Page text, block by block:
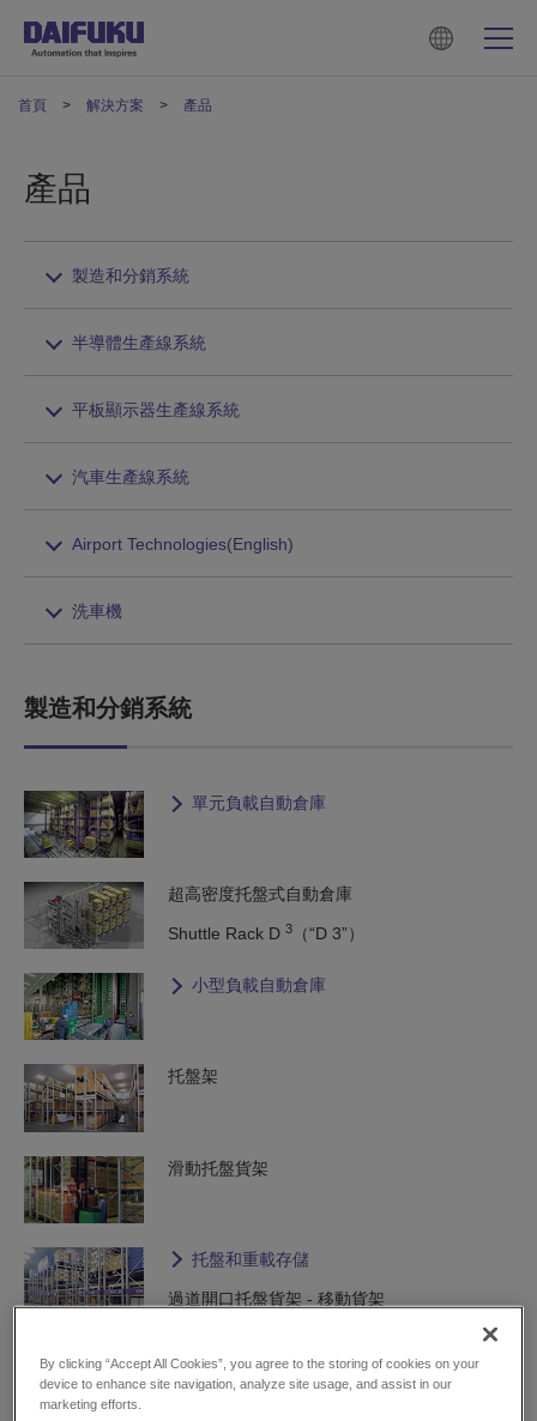
首頁 解決方案 產品
產品
製造和分銷系統
半導體生產線系統
平板顯示器生產線系統
汽車生產線系統
Airport Technologies(English)
洗車機
製造和分銷系統
單元負載自動倉庫
超高密度托盤式自動倉庫
Shuttle Rack D 3 （“D 3”）
小型負載自動倉庫
托盤架
滑動托盤貨架
托盤和重載存儲
過道開口托盤貨架 - 移動貨架
Shuttle Rack-L
By clicking “Accept All Cookies”, you agree to the storing of cookies on your
device to enhance site navigation, analyze site usage, and assist in our
marketing efforts.